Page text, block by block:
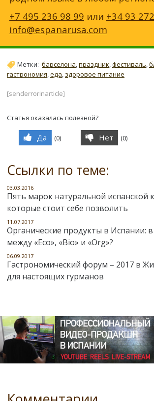
+7 495 236 98 99 или +34 93
info@espanarusa.com
Метки: барселона,праздник,фестиваль,
гастрономия,еда, здоровое питание
[senderrorinarticle]
Статья оказалась полезной?
Да (0) Нет (0)
Ссылки по теме:
03.03.2016
Пять марок натуральной испанской
которые стоит себе позволить
11.07.2017
Органические продукты в Испании:
между «Eco», «Bio» и «Org»?
06.09.2017
Гастрономический форум – 2017 в
для настоящих гурманов